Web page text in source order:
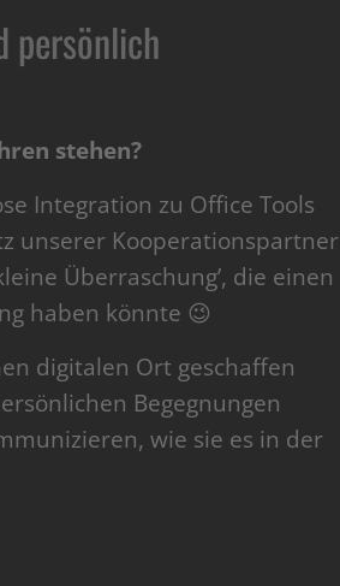
persönlich
stehen?
Integration zu Office Tools
unserer Kooperationspartner
Überraschung’, die einen
haben könnte 😉
digitalen Ort geschaffen
Begegnungen
wie sie es in der